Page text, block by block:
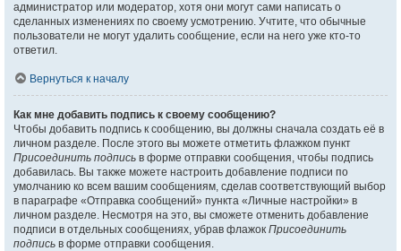
администратор или модератор, хотя они могут сами написать о
сделанных изменениях по своему усмотрению. Учтите, что обычные
пользователи не могут удалить сообщение, если на него уже кто-то
ответил.
Вернуться к началу
Как мне добавить подпись к своему сообщению?
Чтобы добавить подпись к сообщению, вы должны сначала создать её в
личном разделе. После этого вы можете отметить флажком пункт
Присоединить подпись в форме отправки сообщения, чтобы подпись
добавилась. Вы также можете настроить добавление подписи по
умолчанию ко всем вашим сообщениям, сделав соответствующий выбор
в параграфе «Отправка сообщений» пункта «Личные настройки» в
личном разделе. Несмотря на это, вы сможете отменить добавление
подписи в отдельных сообщениях, убрав флажок Присоединить
подпись в форме отправки сообщения.